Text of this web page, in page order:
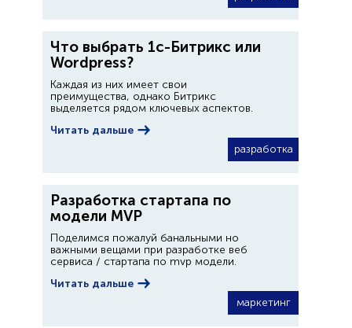
Что выбрать 1с-Битрикс или
Wordpress?
Каждая из них имеет свои
преимущества, однако Битрикс
выделяется рядом ключевых аспектов.
Читать дальше
разработка
Разработка стартапа по
модели MVP
Поделимся пожалуй банальными но
важными вещами при разработке веб
сервиса / стартапа по mvp модели.
Читать дальше
маркетинг